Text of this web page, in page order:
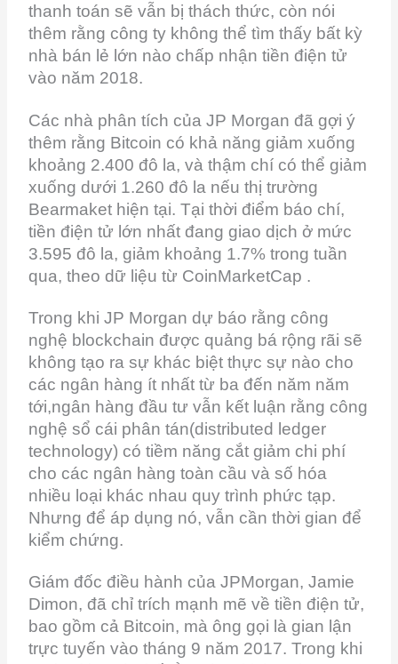
thanh toán sẽ vẫn bị thách thức, còn nói
thêm rằng công ty không thể tìm thấy bất kỳ
nhà bán lẻ lớn nào chấp nhận tiền điện tử
vào năm 2018.
Các nhà phân tích của JP Morgan đã gợi ý
thêm rằng Bitcoin có khả năng giảm xuống
khoảng 2.400 đô la, và thậm chí có thể giảm
xuống dưới 1.260 đô la nếu thị trường
Bearmaket hiện tại. Tại thời điểm báo chí,
tiền điện tử lớn nhất đang giao dịch ở mức
3.595 đô la, giảm khoảng 1.7% trong tuần
qua, theo dữ liệu từ CoinMarketCap .
Trong khi JP Morgan dự báo rằng công
nghệ blockchain được quảng bá rộng rãi sẽ
không tạo ra sự khác biệt thực sự nào cho
các ngân hàng ít nhất từ ​​ba đến năm năm
tới,ngân hàng đầu tư vẫn kết luận rằng công
nghệ sổ cái phân tán(distributed ledger
technology) có tiềm năng cắt giảm chi phí
cho các ngân hàng toàn cầu và số hóa
nhiều loại khác nhau quy trình phức tạp.
Nhưng để áp dụng nó, vẫn cần thời gian để
kiểm chứng.
Giám đốc điều hành của JPMorgan, Jamie
Dimon, đã chỉ trích mạnh mẽ về tiền điện tử,
bao gồm cả Bitcoin, mà ông gọi là gian lận
trực tuyến vào tháng 9 năm 2017. Trong khi